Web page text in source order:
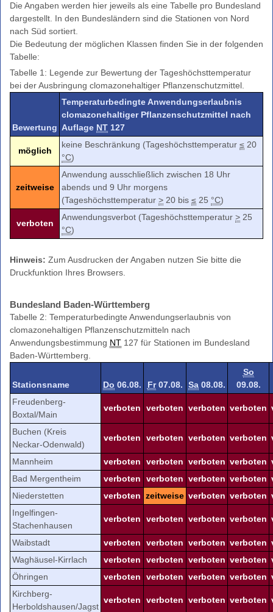
Windwarnskala
Hochwasserzentralen
Weitere
Partner
Die Angaben werden hier jeweils als eine Tabelle pro Bundesland
dargestellt. In den Bundesländern sind die Stationen von Nord
nach Süd sortiert.
Die Bedeutung der möglichen Klassen finden Sie in der folgenden
Tabelle:
Tabelle 1: Legende zur Bewertung der Tageshöchsttemperatur
bei der Ausbringung clomazonehaltiger Pflanzenschutzmittel.
Bewertung
Temperaturbedingte Anwendungserlaubnis
clomazonehaltiger Pflanzenschutzmittel nach
Auflage NT 127
möglich
keine Beschränkung (Tageshöchsttemperatur ≤ 20
°C)
zeitweise
Anwendung ausschließlich zwischen 18 Uhr
abends und 9 Uhr morgens
(Tageshöchsttemperatur > 20 bis ≤ 25 °C)
verboten
Anwendungsverbot (Tageshöchsttemperatur > 25
°C)
Hinweis: Zum Ausdrucken der Angaben nutzen Sie bitte die
Druckfunktion Ihres Browsers.
Bundesland Baden-Württemberg
Tabelle 2: Temperaturbedingte Anwendungserlaubnis von
clomazonehaltigen Pflanzenschutzmitteln nach
Anwendungsbestimmung NT 127 für Stationen im Bundesland
Baden-Württemberg.
Stationsname Do 06.08. Fr07.08. Sa 08.08.
So
09.08.
Freudenberg-
Boxtal/Main
verboten verboten verboten verboten
Buchen (Kreis
Neckar-Odenwald)
verboten verboten verboten verboten
Mannheim verboten verboten verboten verboten
Bad Mergentheim
verboten verboten verboten verboten
Niederstetten
verboten zeitweise verboten verboten
Ingelfingen-
Stachenhausen
verboten verboten verboten verboten
Waibstadt verboten verboten verboten verboten
Waghäusel-Kirrlach
verboten verboten verboten verboten
Öhringen
verboten verboten verboten verboten
Kirchberg-
Herboldshausen/Jagst
verboten verboten verboten verboten